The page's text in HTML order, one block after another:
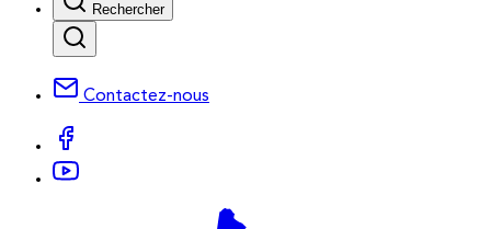
Rechercher
Contactez-nous